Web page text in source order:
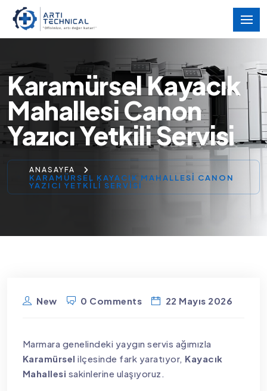
Karamürsel Kayacık
Mahallesi Canon
Yazıcı Yetkili Servisi
ANASAYFA
KARAMÜRSEL KAYACIK MAHALLESI CANON
YAZICI YETKILI SERVISI
New 0 Comments 22 Mayıs 2026
Marmara genelindeki yaygın servis ağımızla
Karamürsel ilçesinde fark yaratıyor, Kayacık
Mahallesi sakinlerine ulaşıyoruz.